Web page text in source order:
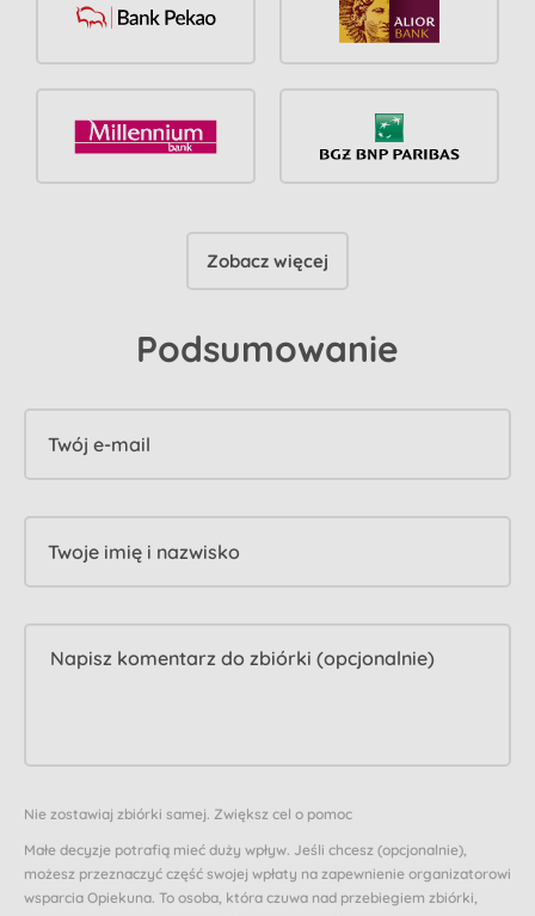
Zobacz więcej
Podsumowanie
Twój e-mail
Twoje imię i nazwisko
Nie zostawiaj zbiórki samej. Zwiększ cel o pomoc
Małe decyzje potrafią mieć duży wpływ. Jeśli chcesz (opcjonalnie),
możesz przeznaczyć część swojej wpłaty na zapewnienie organizatorowi
wsparcia Opiekuna. To osoba, która czuwa nad przebiegiem zbiórki,